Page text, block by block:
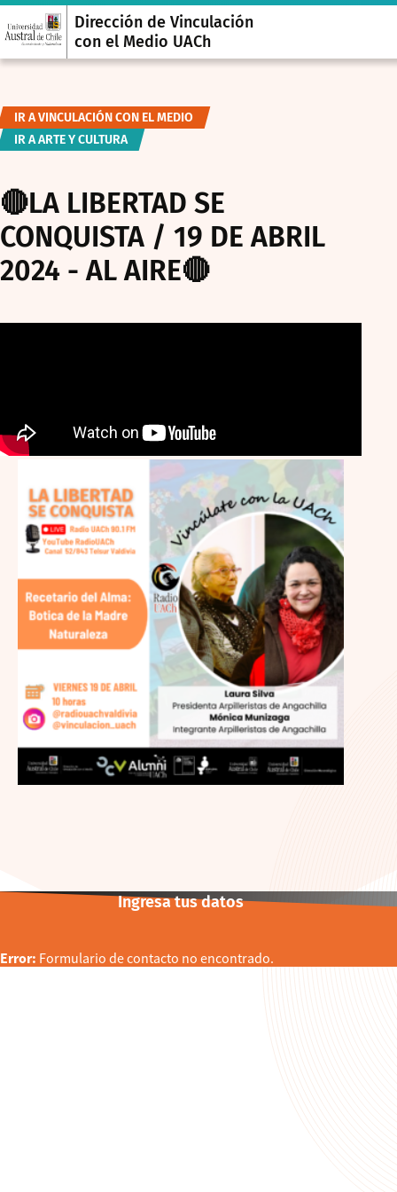
Dirección de Vinculación
con el Medio UACh
IR A VINCULACIÓN CON EL MEDIO
IR A ARTE Y CULTURA
🔴LA LIBERTAD SE
CONQUISTA / 19 DE ABRIL
2024 - AL AIRE🔴
Ingresa tus datos
Error: Formulario de contacto no encontrado.